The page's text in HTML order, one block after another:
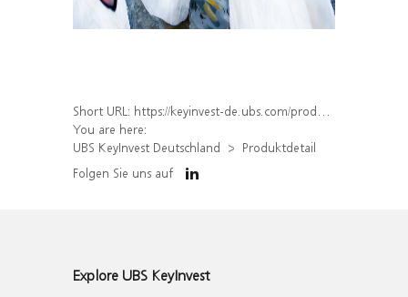
Short URL: https://keyinvest-de.ubs.com/produkt/detail/index/isin/DE000WA86JZ6
You are here:
UBS KeyInvest Deutschland
Produktdetail
Folgen Sie uns auf
Explore UBS KeyInvest